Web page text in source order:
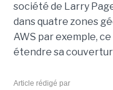
société de Larry
dans quatre zones
AWS par exemple,
étendre sa
Article rédigé par